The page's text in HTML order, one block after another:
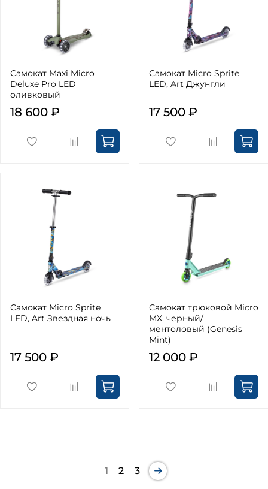
Самокат Maxi Micro
Deluxe Pro LED
оливковый
18 600 ₽
Самокат Micro Sprite
LED, Art Джунгли
17 500 ₽
Самокат Micro Sprite
LED, Art Звездная ночь
17 500 ₽
Самокат трюковой Micro
MX, черный/
ментоловый (Genesis
Mint)
12 000 ₽
1 2 3